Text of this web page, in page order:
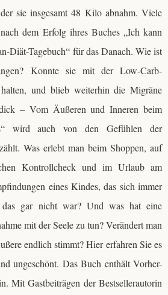
sie insgesamt 48 Kilo abnahm. Viele
dem Erfolg ihres Buches „Ich kann
Diät-Tagebuch“ für das Danach. Wie ist
Konnte sie mit der Low-Carb-
und blieb weiterhin die Migräne
– Vom Äußeren und Inneren beim
wird auch von den Gefühlen der
Was erlebt man beim Shoppen, auf
Kontrollcheck und im Urlaub am
eines Kindes, das sich immer
gar nicht war? Und was hat eine
mit der Seele zu tun? Verändert man
endlich stimmt? Hier erfahren Sie es
ungeschönt. Das Buch enthält Vorher-
Mit Gastbeiträgen der Bestsellerautorin